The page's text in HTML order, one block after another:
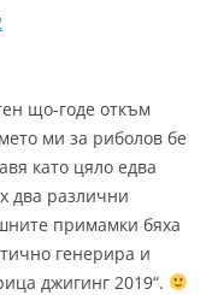
що-годе откъм
ми за риболов бе
като цяло едва
два различни
примамки бяха
генерира и
джигинг 2019“.